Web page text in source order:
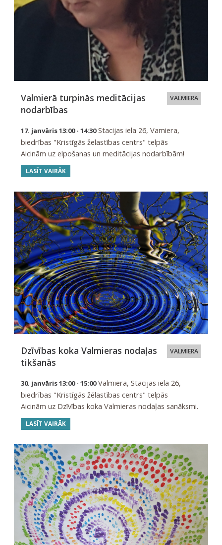
VALMIERA
Valmierā turpinās meditācijas
nodarbības
17. janvāris 13:00 - 14:30Stacijas iela 26, Vamiera,
biedrības "Kristīgās želastības centrs" telpās
Aicinām uz elpošanas un meditācijas nodarbībām!
LASĪT VAIRĀK
VALMIERA
Dzīvības koka Valmieras nodaļas
tikšanās
30. janvāris 13:00 - 15:00Valmiera, Stacijas iela 26,
biedrības "Kristīgās žēlastības centrs" telpās
Aicinām uz Dzīvības koka Valmieras nodaļas sanāksmi.
LASĪT VAIRĀK